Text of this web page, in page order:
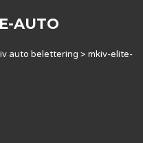
AUTO
auto belettering > mkiv-elite-